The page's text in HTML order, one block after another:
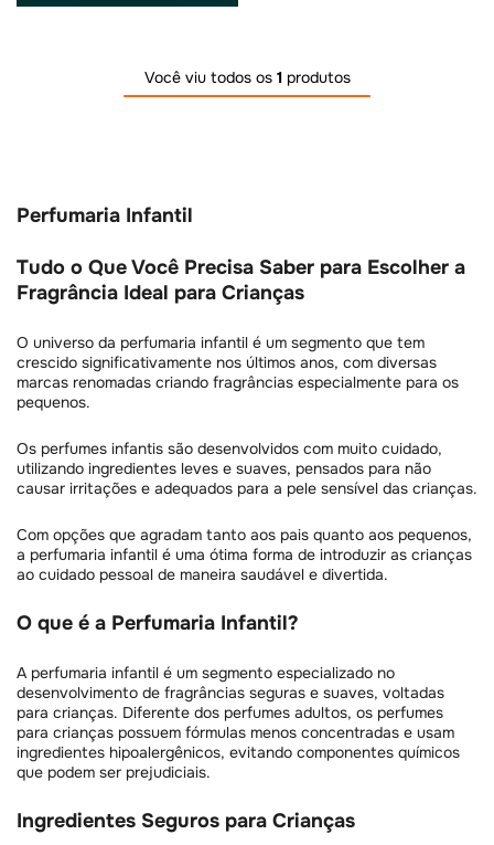
Você viu todos os 1produtos
Perfumaria Infantil
Tudo o Que Você Precisa Saber para Escolher a
Fragrância Ideal para Crianças
O universo da perfumaria infantil é um segmento que tem
crescido significativamente nos últimos anos, com diversas
marcas renomadas criando fragrâncias especialmente para os
pequenos.
Os perfumes infantis são desenvolvidos com muito cuidado,
utilizando ingredientes leves e suaves, pensados para não
causar irritações e adequados para a pele sensível das crianças.
Com opções que agradam tanto aos pais quanto aos pequenos,
a perfumaria infantil é uma ótima forma de introduzir as crianças
ao cuidado pessoal de maneira saudável e divertida.
O que é a Perfumaria Infantil?
A perfumaria infantil é um segmento especializado no
desenvolvimento de fragrâncias seguras e suaves, voltadas
para crianças. Diferente dos perfumes adultos, os perfumes
para crianças possuem fórmulas menos concentradas e usam
ingredientes hipoalergênicos, evitando componentes químicos
que podem ser prejudiciais.
Ingredientes Seguros para Crianças